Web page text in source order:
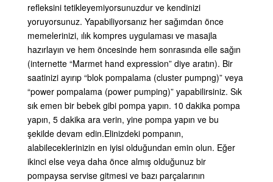
refleksini tetikleyemiyorsunuzdur ve kendinizi
yoruyorsunuz. Yapabiliyorsanız her sağımdan önce
memelerinizi, ılık kompres uygulaması ve masajla
hazırlayın ve hem öncesinde hem sonrasında elle sağın
(internette “Marmet hand expression” diye aratın). Bir
saatinizi ayırıp “blok pompalama (cluster pumpng)” veya
“power pompalama (power pumping)” yapabilirsiniz. Sık
sık emen bir bebek gibi pompa yapın. 10 dakika pompa
yapın, 5 dakika ara verin, yine pompa yapın ve bu
şekilde devam edin.Elinizdeki pompanın,
alabileceklerinizin en iyisi olduğundan emin olun. Eğer
ikinci else veya daha önce almış olduğunuz bir
pompaysa servise gitmesi ve bazı parçalarının